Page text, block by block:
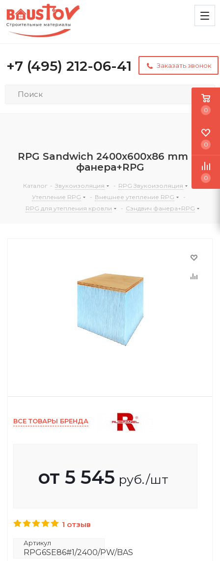
+7 (495) 212-06-41 Заказать звонок
RPG Sandwich 2400х600х86 mm #1
фанера+RPG
Каталог - Звукоизоляция - RPG Звукоизоляция
Утепление RPG
- Внешнее утепление RPG
-
RPG для утепления кровли
- Сэндвич фанера+RPG
ВСЕ ТОВАРЫ БРЕНДА
от 5 545 руб./шт
1 отзыв
Артикул
RPG6SE86#1/2400/PW/BAS
0
0
0